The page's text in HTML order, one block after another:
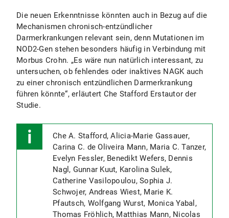
Die neuen Erkenntnisse könnten auch in Bezug auf die
Mechanismen chronisch-entzündlicher
Darmerkrankungen relevant sein, denn Mutationen im
NOD2-Gen stehen besonders häufig in Verbindung mit
Morbus Crohn. „Es wäre nun natürlich interessant, zu
untersuchen, ob fehlendes oder inaktives NAGK auch
zu einer chronisch entzündlichen Darmerkrankung
führen könnte“, erläutert Che Stafford Erstautor der
Studie.
Che A. Stafford, Alicia-Marie Gassauer,
Carina C. de Oliveira Mann, Maria C. Tanzer,
Evelyn Fessler, Benedikt Wefers, Dennis
Nagl, Gunnar Kuut, Karolina Sulek,
Catherine Vasilopoulou, Sophia J.
Schwojer, Andreas Wiest, Marie K.
Pfautsch, Wolfgang Wurst, Monica Yabal,
Thomas Fröhlich, Matthias Mann, Nicolas